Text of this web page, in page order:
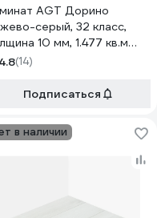
AGT Дорино
серый, 32 класс,
10 мм, 1.477 кв.м
4.8(14)
Подписаться
в наличии